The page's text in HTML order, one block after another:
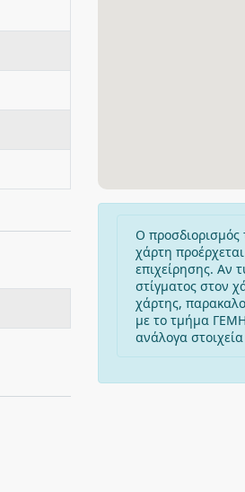
Ο προσδιορισμός
χάρτη
επιχείρησης. Αν
στίγματος στον
χάρτης,
με το τμήμα
ανάλογα